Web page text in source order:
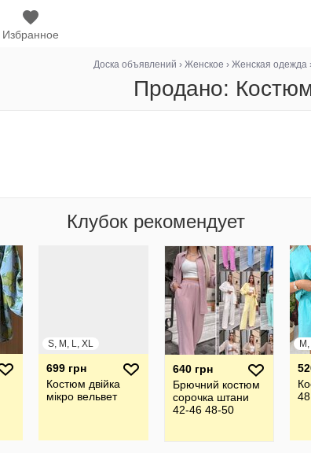
Избранное
Доска объявлений › Женское › Женская одежда
Продано: Костюм
Клубок рекомендует
S, M, L, XL
699 грн
Костюм двійка
мікро вельвет
640 грн
Брючний костюм
сорочка штани
42-46 48-50
48